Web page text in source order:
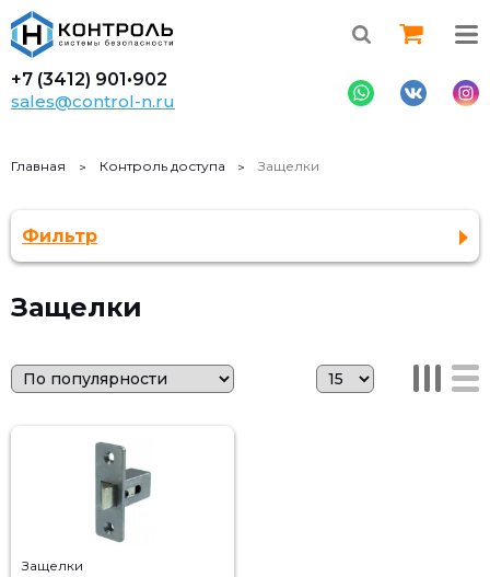
+7 (3412) 901•902
sales@control-n.ru
Главная Контроль доступа Защелки
Защелки
Защелки
Фильтр